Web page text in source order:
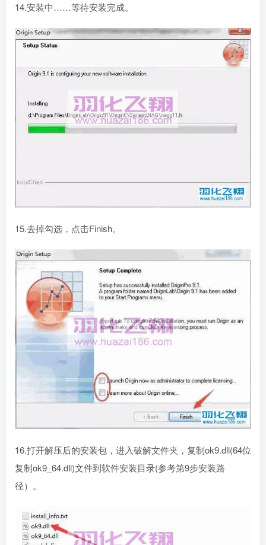
14.安装中……等待安装完成。
15.去掉勾选，点击Finish。
16.打开解压后的安装包，进入破解文件夹，复制ok9.dll(64位
复制ok9_64.dll)文件到软件安装目录(参考第9步安装路
径）。